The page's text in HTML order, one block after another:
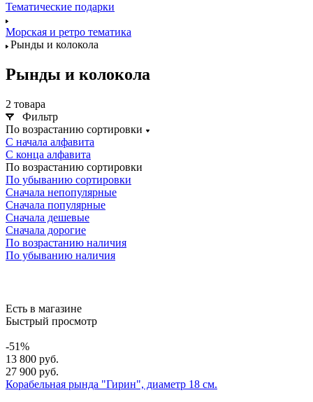
Тематические подарки
Морская и ретро тематика
Рынды и колокола
Рынды и колокола
2 товара
Фильтр
По возрастанию сортировки
С начала алфавита
С конца алфавита
По возрастанию сортировки
По убыванию сортировки
Сначала непопулярные
Сначала популярные
Сначала дешевые
Сначала дорогие
По возрастанию наличия
По убыванию наличия
Есть в магазине
Быстрый просмотр
-51%
13 800 руб.
27 900 руб.
Корабельная рында "Гирин", диаметр 18 см.